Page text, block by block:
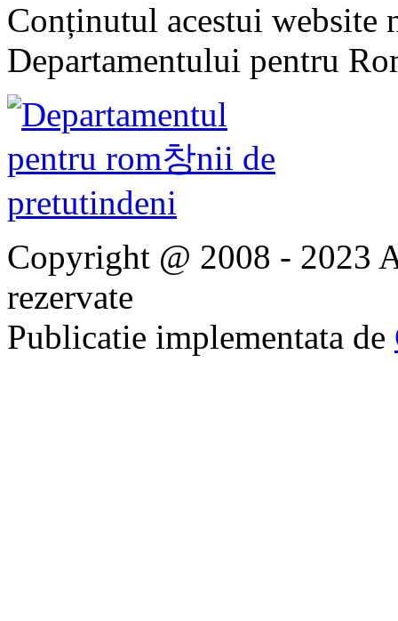
Conținutul acestui website
Departamentului pentru
Copyright @ 2008 - 2023
rezervate
Publicatie implementata de